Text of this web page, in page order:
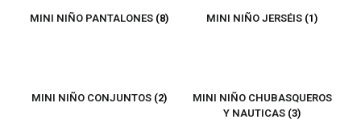
MINI NIÑO PANTALONES (8) MINI NIÑO JERSÉIS (1)
MINI NIÑO CONJUNTOS (2)
MINI NIÑO CHUBASQUEROS
Y NAUTICAS (3)